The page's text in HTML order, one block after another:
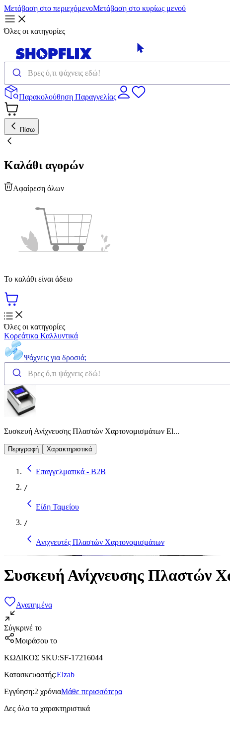
Μετάβαση στο περιεχόμενοΜετάβαση στο κυρίως μενού
Όλες οι κατηγορίες
Παρακολούθηση Παραγγελίας
Πίσω
Καλάθι αγορών
Αφαίρεση όλων
Το καλάθι είναι άδειο
Όλες οι κατηγορίες
Κορεάτικα Καλλυντικά
Ψάχνεις για δροσιά;
Συσκευή Ανίχνευσης Πλαστών Χαρτονομισμάτων El...
Περιγραφή Χαρακτηριστικά
Επαγγελματικά - B2B
/
Είδη Ταμείου
/
Ανιχνευτές Πλαστών Χαρτονομισμάτων
Συσκευή Ανίχνευσης Πλαστών
Αγαπημένα
Σύγκρινέ το
Μοιράσου το
ΚΩΔΙΚΟΣ SKU:SF-17216044
Κατασκευαστής:Elzab
Εγγύηση:2 χρόνιαΜάθε περισσότερα
Δες όλα τα χαρακτηριστικά